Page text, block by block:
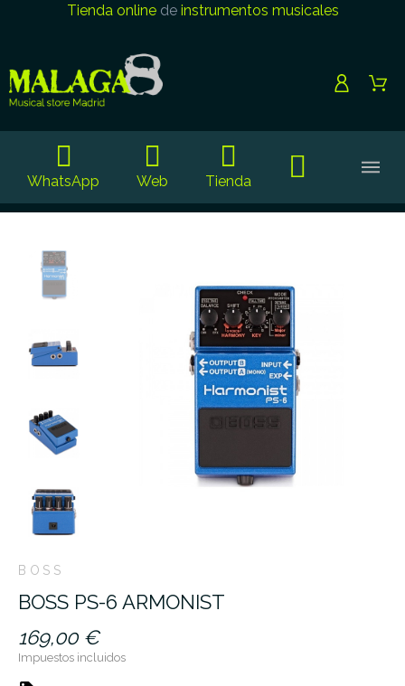
Tienda onlinede instrumentos musicales
WhatsApp Web Tienda
BOSS
BOSS PS-6 ARMONIST
169,00 €
Impuestos incluidos